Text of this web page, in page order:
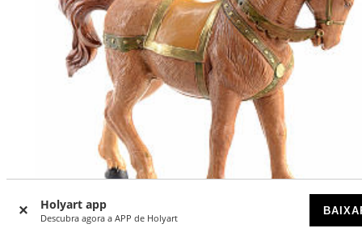
Holyart app
Descubra agora a APP de Holyart